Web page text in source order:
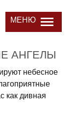
МЕНЮ
АНГЕЛЫ
небесное
как дивная